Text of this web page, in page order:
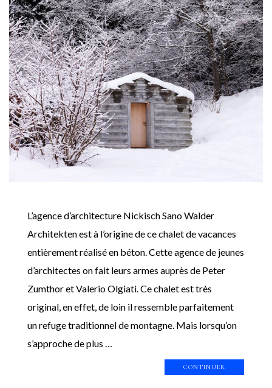
L’agence d’architecture Nickisch Sano Walder
Architekten est à l’origine de ce chalet de vacances
entièrement réalisé en béton. Cette agence de jeunes
d’architectes on fait leurs armes auprès de Peter
Zumthor et Valerio Olgiati. Ce chalet est très
original, en effet, de loin il ressemble parfaitement
un refuge traditionnel de montagne. Mais lorsqu’on
s’approche de plus …
CONTINUER